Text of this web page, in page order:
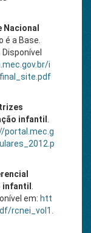
Nacional
é a Base.
Disponível
i
infantil
portal.mec.g
infantil
em: htt
rcnei_vol1.